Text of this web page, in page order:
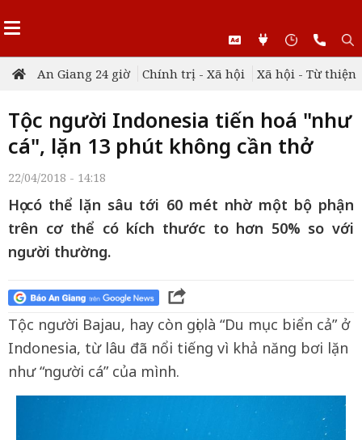
An Giang 24 giờ Chính trị - Xã hội Xã hội - Từ thiện
Tộc người Indonesia tiến hoá "như
cá", lặn 13 phút không cần thở
22/04/2018 - 14:18
Họ có thể lặn sâu tới 60 mét nhờ một bộ phận
trên cơ thể có kích thước to hơn 50% so với
người thường.
Tộc người Bajau, hay còn gọi là “Du mục biển cả” ở
Indonesia, từ lâu đã nổi tiếng vì khả năng bơi lặn
như “người cá” của mình.